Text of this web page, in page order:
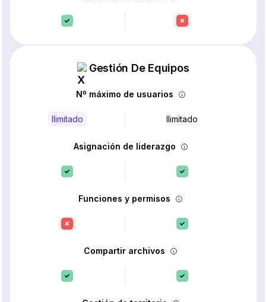
Gestión De Equipos
Nº máximo de usuarios
Ilimitado Ilimitado
Asignación de liderazgo
Funciones y permisos
Compartir archivos